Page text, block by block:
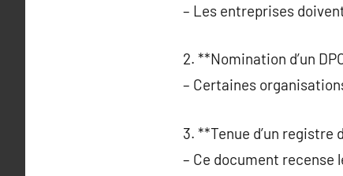
– Les entreprises
2. **Nomination d’un
– Certaines
3. **Tenue d’un
– Ce document recense